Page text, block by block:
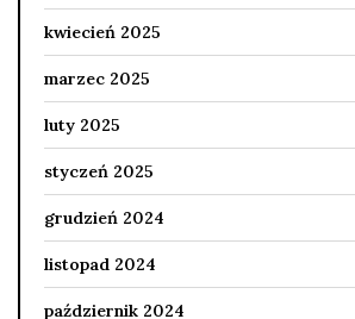
kwiecień 2025
marzec 2025
luty 2025
styczeń 2025
grudzień 2024
listopad 2024
październik 2024